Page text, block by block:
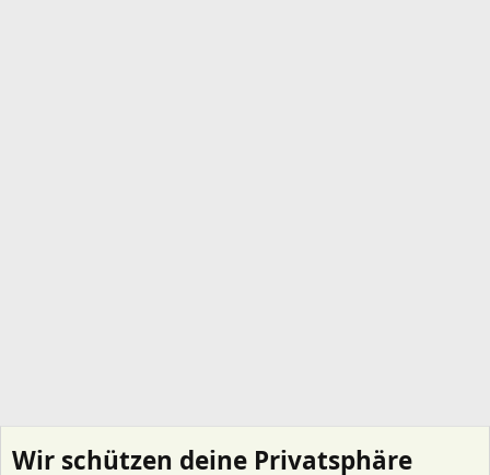
Wir schützen deine Privatsphäre